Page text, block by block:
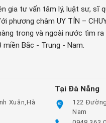
gia tư vấn tâm lý, luật sư, sĩ
châm UY TÍN –
trong và ngoài nước tìm
Bắc - Trung - Nam.
Xuân,Hà
Tại Đà Nẵng
122
Nam